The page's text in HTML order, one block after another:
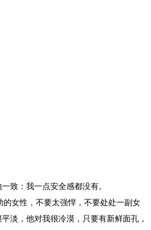
致：我一点安全感都没有。
女性，不要太强悍，不要处处一副女
淡，他对我很冷漠，只要有新鲜面孔，